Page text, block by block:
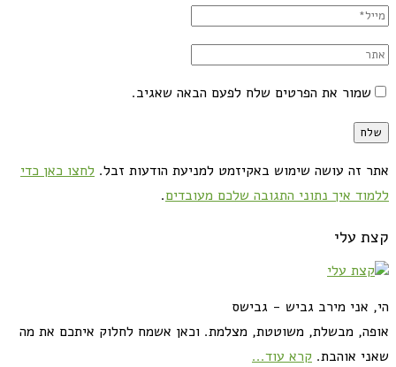
שמור את הפרטים שלח לפעם הבאה שאגיב.
אתר זה עושה שימוש באקיזמט למניעת הודעות זבל. לחצו כאן כדי
ללמוד איך נתוני התגובה שלכם מעובדים.
קצת עלי
הי, אני מירב גביש - גבישס
אופה, מבשלת, משוטטת, מצלמת. וכאן אשמח לחלוק איתכם את מה
שאני אוהבת. קרא עוד...